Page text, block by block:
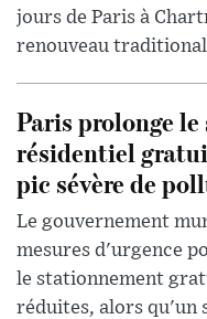
jours de Paris à
renouveau
Paris prolonge
résidentiel
pic sévère de
Le gouvernement
mesures d'urgence
le stationnement
réduites, alors qu'un